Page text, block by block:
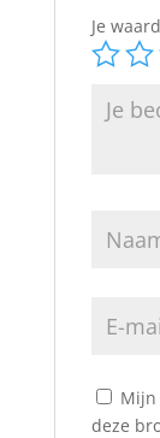
Je
Mijn
deze